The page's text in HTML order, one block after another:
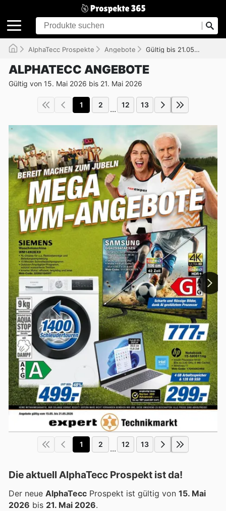
AlphaTecc Prospekte Angebote Gültig bis 21.05.2026
ALPHATECC ANGEBOTE
Gültig von 15. Mai 2026 bis 21. Mai 2026
1 2 ... 12 13
1 2 ... 12 13
Die aktuell AlphaTecc Prospekt ist da!
Der neue AlphaTecc Prospekt ist gültig von 15. Mai
2026 bis 21. Mai 2026.